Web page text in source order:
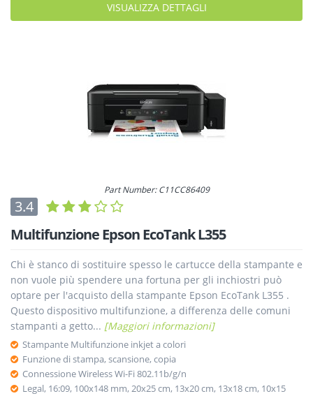
VISUALIZZA DETTAGLI
Part Number: C11CC86409
3.4
Multifunzione Epson EcoTank L355
Chi è stanco di sostituire spesso le cartucce della stampante e
non vuole più spendere una fortuna per gli inchiostri può
optare per l'acquisto della stampante Epson EcoTank L355 .
Questo dispositivo multifunzione, a differenza delle comuni
stampanti a getto... [Maggiori informazioni]
Stampante Multifunzione inkjet a colori
Funzione di stampa, scansione, copia
Connessione Wireless Wi-Fi 802.11b/g/n
Legal, 16:09, 100x148 mm, 20x25 cm, 13x20 cm, 13x18 cm, 10x15